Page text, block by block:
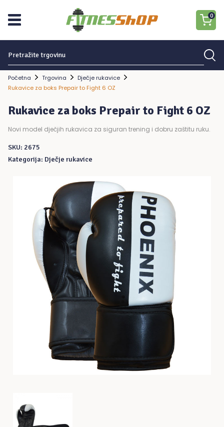
0
Početna Trgovina
Dječje rukavice
Rukavice za boks Prepair to Fight 6 OZ
Rukavice za boks Prepair to Fight 6 OZ
Novi model dječjih rukavica za siguran trening i dobru zaštitu ruku.
SKU: 2675
Kategorija: Dječje rukavice